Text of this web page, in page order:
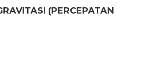
(PERCEPATAN